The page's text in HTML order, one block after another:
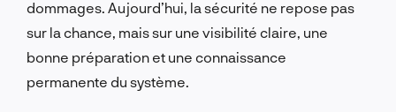
dommages. Aujourd’hui, la sécurité ne repose pas
sur la chance, mais sur une visibilité claire, une
bonne préparation et une connaissance
permanente du système.